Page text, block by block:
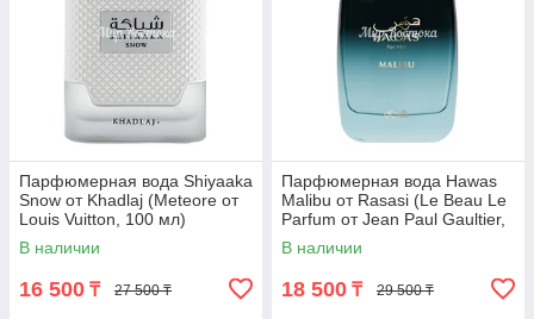
Парфюмерная вода Shiyaaka
Snow от Khadlaj (Meteore от
Louis Vuitton, 100 мл)
В наличии
16 500 ₸ 27 500 ₸
Парфюмерная вода Hawas
Malibu от Rasasi (Le Beau Le
Parfum от Jean Paul Gaultier,
100 мл)
В наличии
18 500 ₸ 29 500 ₸